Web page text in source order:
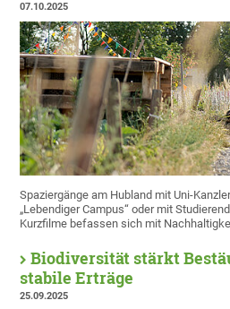
07.10.2025
Spaziergänge am Hubland mit Uni-
„Lebendiger Campus“ oder mit
Kurzfilme befassen sich mit
Biodiversität stärkt
stabile Erträge
25.09.2025